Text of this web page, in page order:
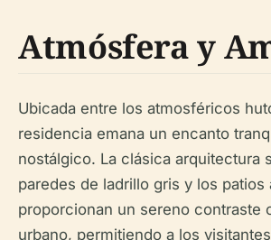
Atmósfera y
Ubicada entre los atmosféricos
residencia emana un encanto
nostálgico. La clásica arquitectura
paredes de ladrillo gris y los patios
proporcionan un sereno contraste
urbano, permitiendo a los